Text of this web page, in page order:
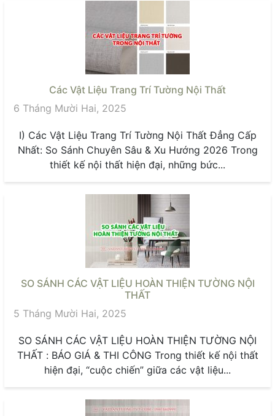
Các Vật Liệu Trang Trí Tường Nội Thất
6 Tháng Mười Hai, 2025
I) Các Vật Liệu Trang Trí Tường Nội Thất Đẳng Cấp
Nhất: So Sánh Chuyên Sâu & Xu Hướng 2026 Trong
thiết kế nội thất hiện đại, những bức...
SO SÁNH CÁC VẬT LIỆU HOÀN THIỆN TƯỜNG NỘI
THẤT
5 Tháng Mười Hai, 2025
SO SÁNH CÁC VẬT LIỆU HOÀN THIỆN TƯỜNG NỘI
THẤT : BÁO GIÁ & THI CÔNG Trong thiết kế nội thất
hiện đại, “cuộc chiến” giữa các vật liệu...